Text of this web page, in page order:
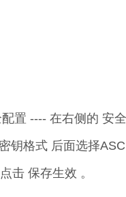
置 ---- 在右侧的 安
钥格式 后面选择
击 保存生效 。